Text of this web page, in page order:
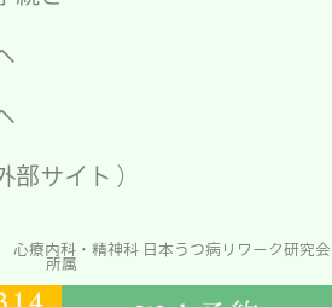
部サイト）
療内科・精神科 日本うつ病リワーク研究会
所属